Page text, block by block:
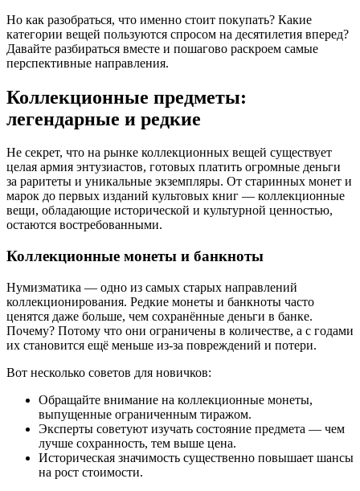
Но как разобраться, что именно стоит покупать? Какие
категории вещей пользуются спросом на десятилетия вперед?
Давайте разбираться вместе и пошагово раскроем самые
перспективные направления.
Коллекционные предметы:
легендарные и редкие
Не секрет, что на рынке коллекционных вещей существует
целая армия энтузиастов, готовых платить огромные деньги
за раритеты и уникальные экземпляры. От старинных монет и
марок до первых изданий культовых книг — коллекционные
вещи, обладающие исторической и культурной ценностью,
остаются востребованными.
Коллекционные монеты и банкноты
Нумизматика — одно из самых старых направлений
коллекционирования. Редкие монеты и банкноты часто
ценятся даже больше, чем сохранённые деньги в банке.
Почему? Потому что они ограничены в количестве, а с годами
их становится ещё меньше из-за повреждений и потери.
Вот несколько советов для новичков:
Обращайте внимание на коллекционные монеты,
выпущенные ограниченным тиражом.
Эксперты советуют изучать состояние предмета — чем
лучше сохранность, тем выше цена.
Историческая значимость существенно повышает шансы
на рост стоимости.